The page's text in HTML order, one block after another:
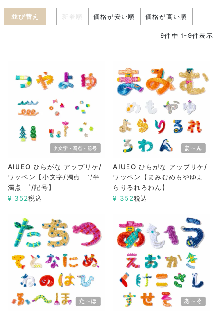
並び替え 価格が安い順 価格が高い順
9件中 1-9件表示
AIUEO ひらがな アップリケ/
ワッペン【小文字/濁点 ゛/半
濁点 ゜/記号】
¥ 352税込
AIUEO ひらがな アップリケ/
ワッペン【まみむめもやゆよ
らりるれろわん】
¥ 352税込